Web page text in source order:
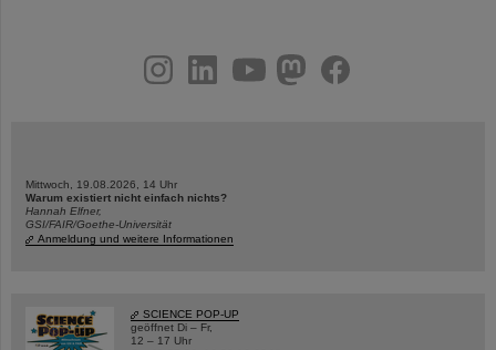
youtubehelmholtz.socialfacebook
Mittwoch, 19.08.2026, 14 Uhr
Warum existiert nicht einfach nichts?
Hannah Elfner,
GSI/FAIR/Goethe-Universität
Anmeldung und weitere Informationen
SCIENCE POP-UP
geöffnet Di – Fr,
12 – 17 Uhr